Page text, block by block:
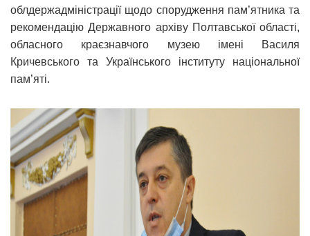
облдержадміністрації щодо спорудження пам’ятника та
рекомендацію Державного архіву Полтавської області,
обласного краєзнавчого музею імені Василя
Кричевського та Українського інституту національної
пам’яті.